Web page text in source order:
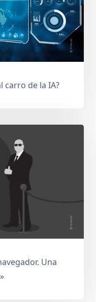
carro de la IA?
Una